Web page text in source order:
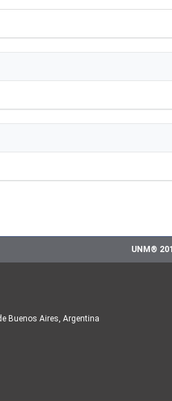
UNM®
Buenos Aires, Argentina